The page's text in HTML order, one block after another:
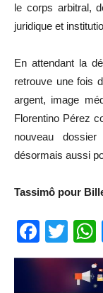
le corps arbitral,
juridique et
En attendant la
retrouve une fois
argent, image
Florentino Pérez
nouveau
désormais aussi
Tassimô pour